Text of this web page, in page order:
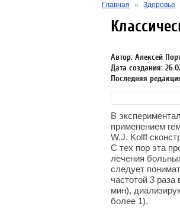
Главная » Здоровье
Автор: Алексей
Дата создания:
Последняя
В
применением
W.J. Kolff
С тех пор эта
лечения
следует
частотой 3
мин),
более 1).